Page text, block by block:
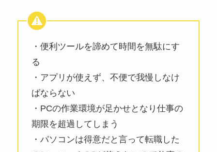
・便利ツールを諦めて時間を無駄にす
る
・アプリが使えず、不便で我慢しなけ
ばならない
・PCの作業環境が足かせとなり仕事の
期限を超過してしまう
・パソコンは得意だと言って転職した